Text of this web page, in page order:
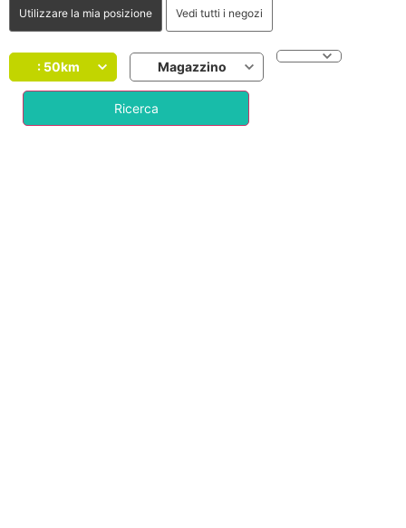
Utilizzare la mia posizione Vedi tutti i negozi
: 50km Magazzino
Ricerca